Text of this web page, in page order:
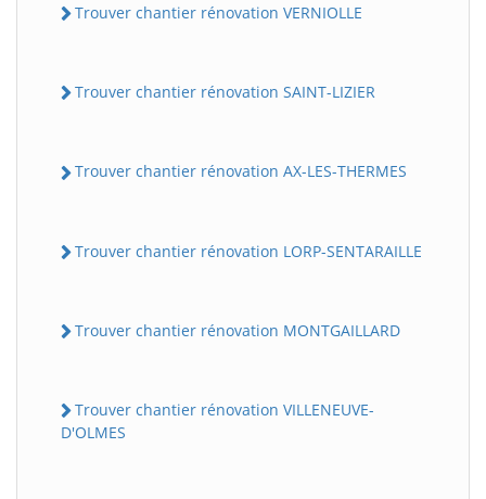
Trouver chantier rénovation VERNIOLLE
Trouver chantier rénovation SAINT-LIZIER
Trouver chantier rénovation AX-LES-THERMES
Trouver chantier rénovation LORP-SENTARAILLE
Trouver chantier rénovation MONTGAILLARD
Trouver chantier rénovation VILLENEUVE-
D'OLMES